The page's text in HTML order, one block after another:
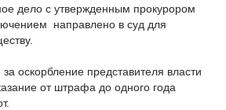
дело с утвержденным прокурором
направлено в суд для
оскорбление представителя власти
от штрафа до одного года